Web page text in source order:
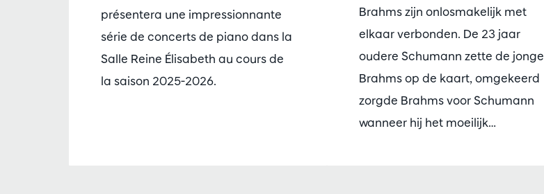
présentera une impressionnante
série de concerts de piano dans la
Salle Reine Élisabeth au cours de
la saison 2025-2026.
Brahms zijn onlosmakelijk met
elkaar verbonden. De 23 jaar
oudere Schumann zette de jonge
Brahms op de kaart, omgekeerd
zorgde Brahms voor Schumann
wanneer hij het moeilijk…